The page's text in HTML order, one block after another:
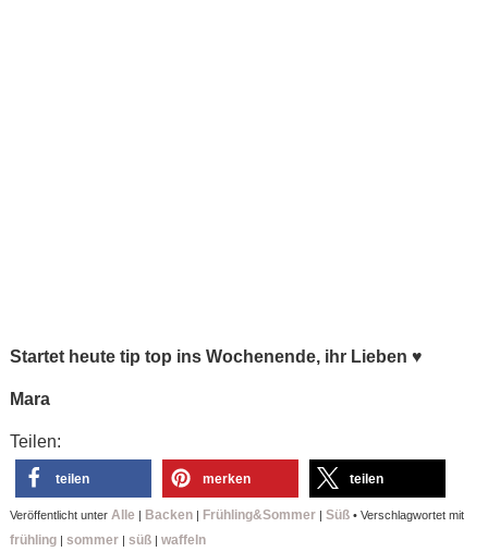
Startet heute tip top ins Wochenende, ihr Lieben ♥
Mara
Teilen:
teilen merken teilen
Veröffentlicht unter Alle | Backen| Frühling&Sommer| Süß• Verschlagwortet mit
frühling| sommer| süß| waffeln